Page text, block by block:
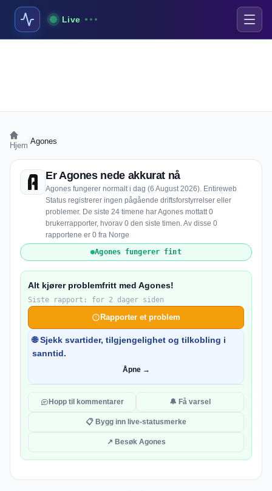
Live
Hjem Agones
Er Agones nede akkurat nå
Agones fungerer normalt i dag (6 August 2026). Entireweb
Status registrerer ingen pågående driftsforstyrrelser eller
problemer. De siste 24 timene har Agones mottatt 0
brukerrapporter, hvorav 0 den siste timen. Av disse 0
rapportene er 0 fra Norge
Agones fungerer fint
Alt kjører problemfritt med Agones!
Siste rapport: for 2 dager siden
Rapporter et problem
🌐 Sjekk svartider, tilgjengelighet og tilkobling i
sanntid.
Åpne →
Hopp til kommentarer 🔔 Få varsel
📋 Bygg inn live-statusmerke
↗ Besøk Agones